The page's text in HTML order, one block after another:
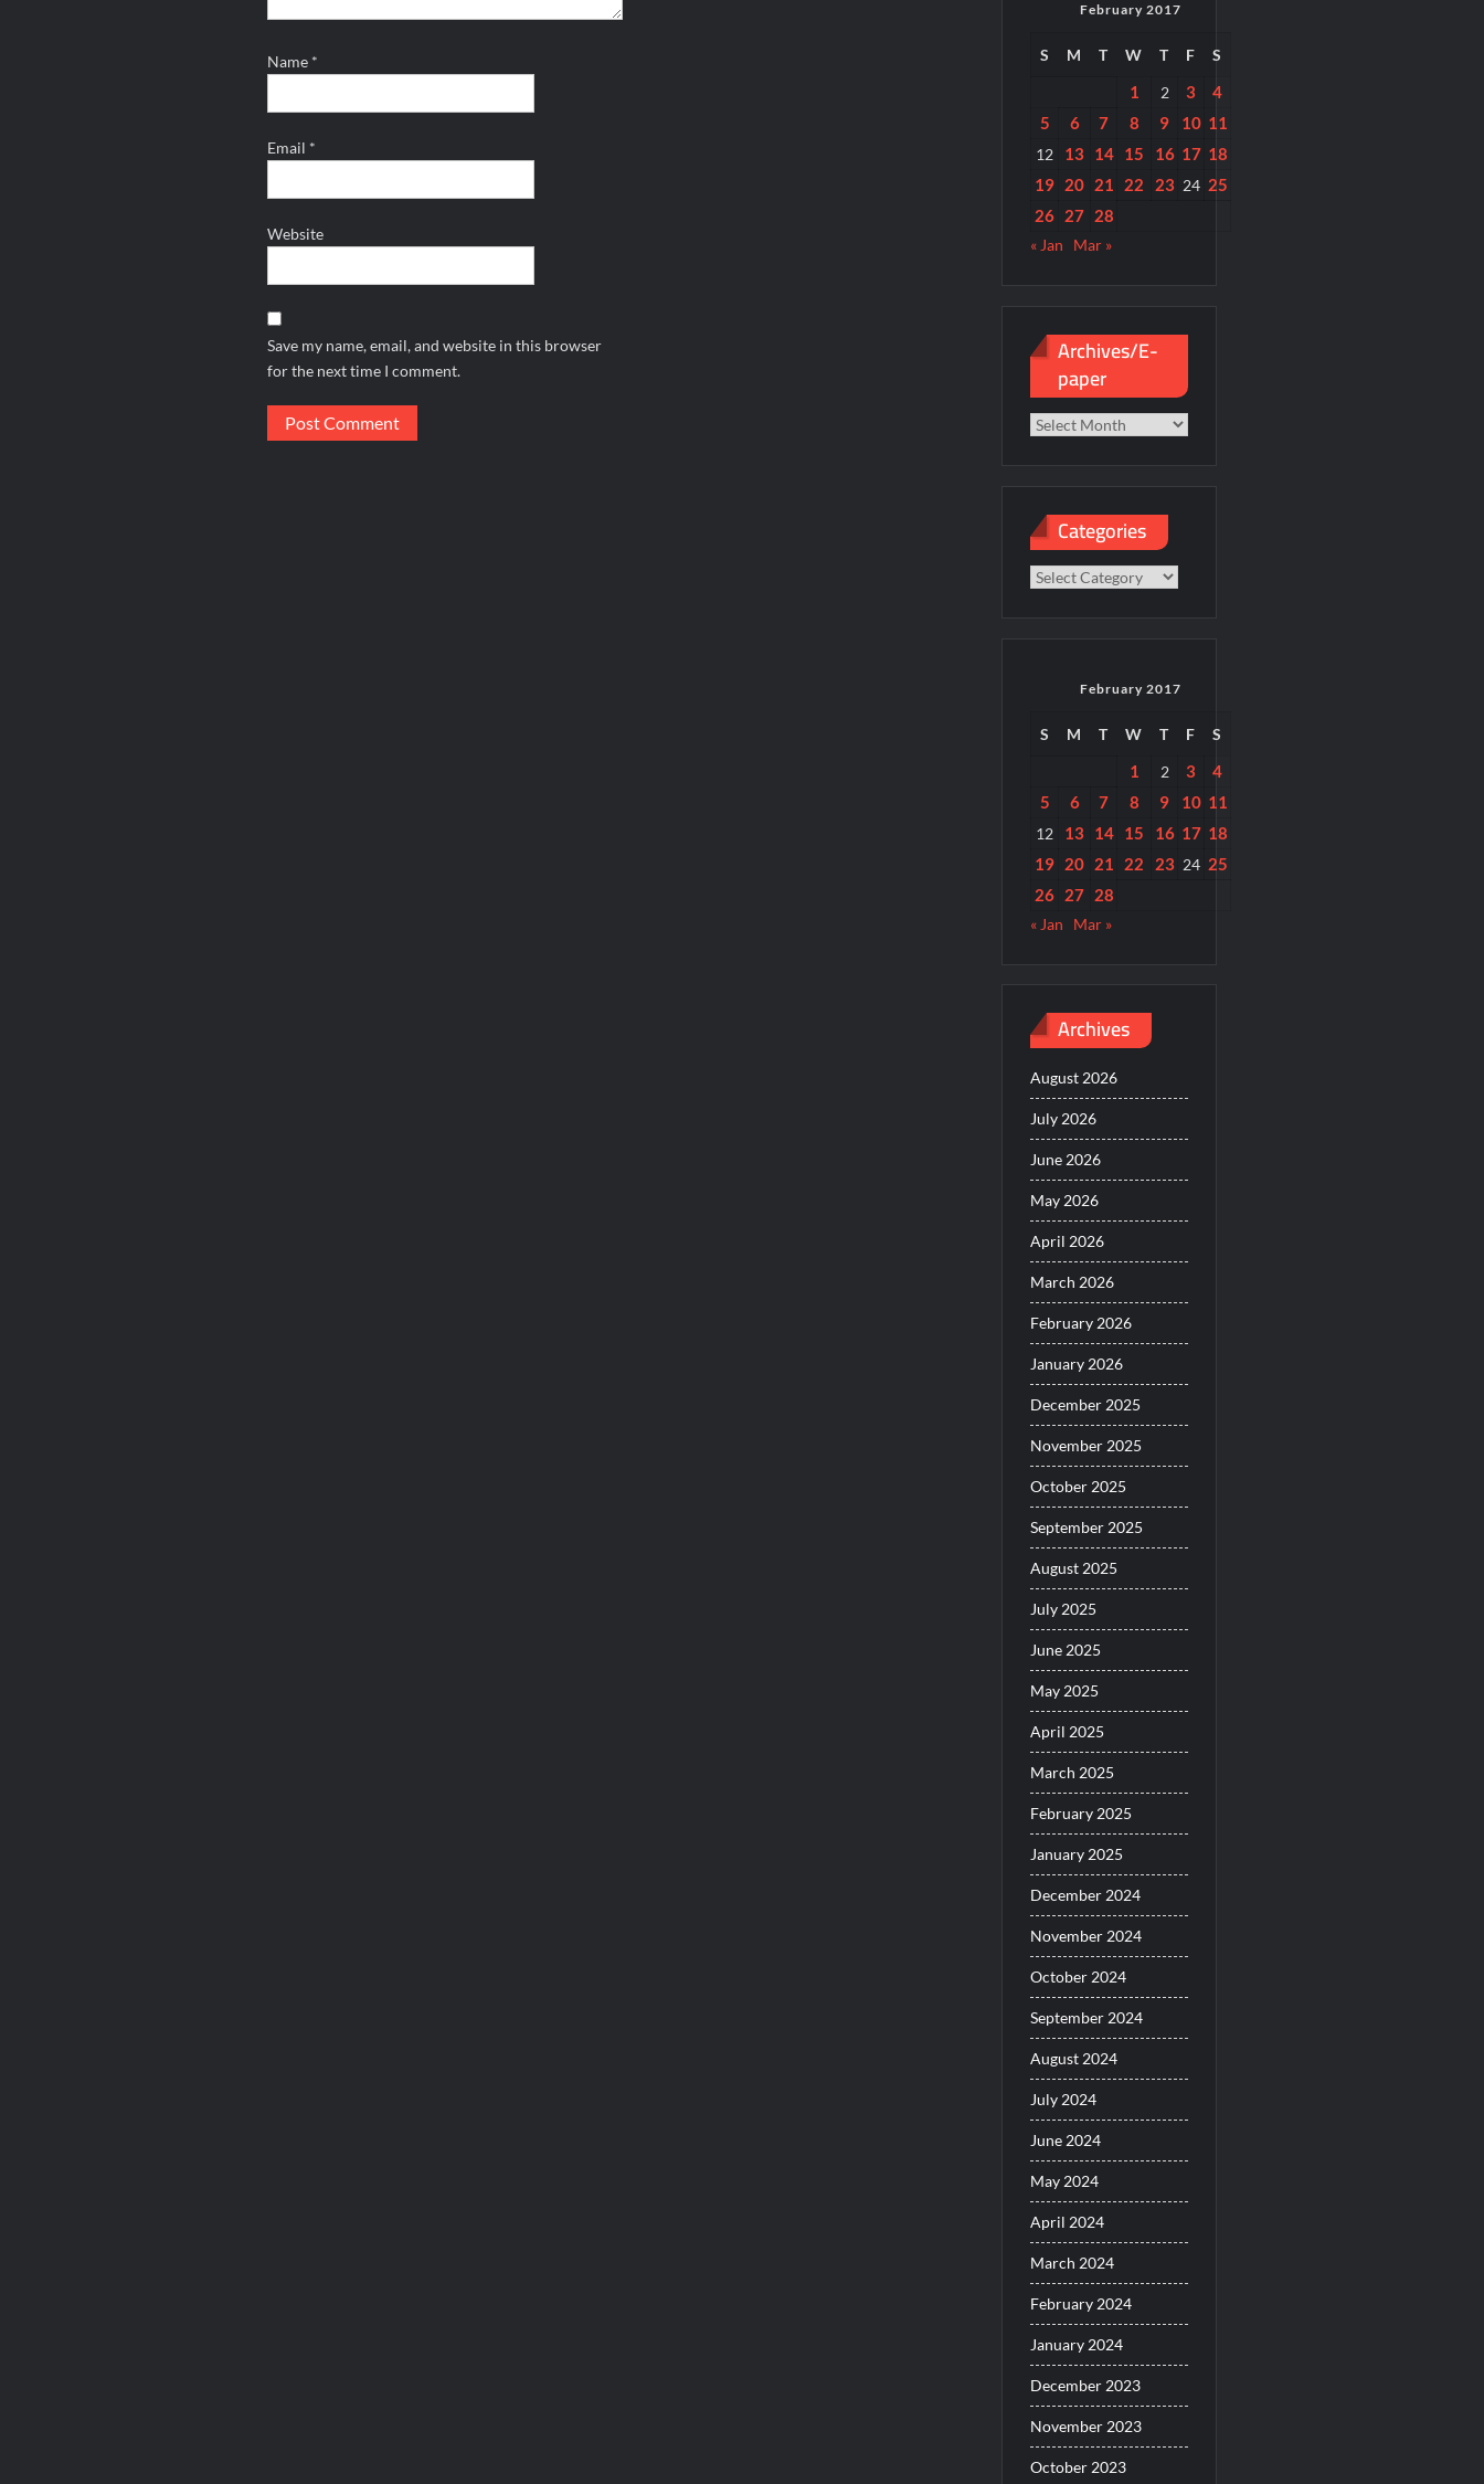
Name *
Email *
Website
Save my name, email, and website in this browser
for the next time I comment.
February 2017
S M T W T F S
1 2 3
4
5
6 7 8 9 10 11
12 13 14 15 16 17 18
19 20 21 22 23 24 25
26 27 28
« Jan Mar »
Archives/E-
paper
Archives/E-
Categories
Categories
February 2017
S M T W T F S
1 2 3
4
5
6 7 8 9 10 11
12 13 14 15 16 17 18
19 20 21 22 23 24 25
26 27 28
« Jan Mar »
Archives
August 2026
July 2026
June 2026
May 2026
April 2026
March 2026
February 2026
January 2026
December 2025
November 2025
October 2025
September 2025
August 2025
July 2025
June 2025
May 2025
April 2025
March 2025
February 2025
January 2025
December 2024
November 2024
October 2024
September 2024
August 2024
July 2024
June 2024
May 2024
April 2024
March 2024
February 2024
January 2024
December 2023
November 2023
October 2023